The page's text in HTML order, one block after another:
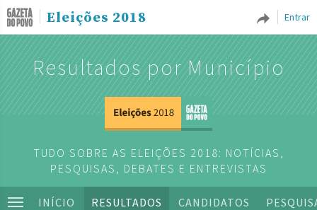
Entrar
Eleições 2018
Resultados por Município
TUDO SOBRE AS ELEIÇÕES 2018: NOTÍCIAS,
PESQUISAS, DEBATES E ENTREVISTAS
INÍCIO RESULTADOS CANDIDATOS